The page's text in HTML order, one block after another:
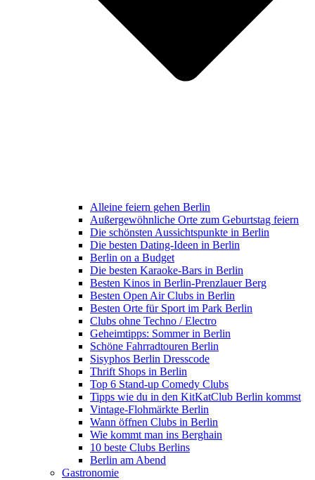
Alleine feiern gehen Berlin
Außergewöhnliche Orte zum Geburtstag feiern
Die schönsten Aussichtspunkte in Berlin
Die besten Dating-Ideen in Berlin
Berlin on a Budget
Die besten Karaoke-Bars in Berlin
Besten Kinos in Berlin-Prenzlauer Berg
Besten Open Air Clubs in Berlin
Besten Orte für Sport im Park Berlin
Clubs ohne Techno / Electro
Geheimtipps: Sommer in Berlin
Schöne Fahrradtouren Berlin
Sisyphos Berlin Dresscode
Thrift Shops in Berlin
Top 6 Stand-up Comedy Clubs
Tipps wie du in den KitKatClub Berlin kommst
Vintage-Flohmärkte Berlin
Wann öffnen Clubs in Berlin
Wie kommt man ins Berghain
10 beste Clubs Berlins
Berlin am Abend
Gastronomie